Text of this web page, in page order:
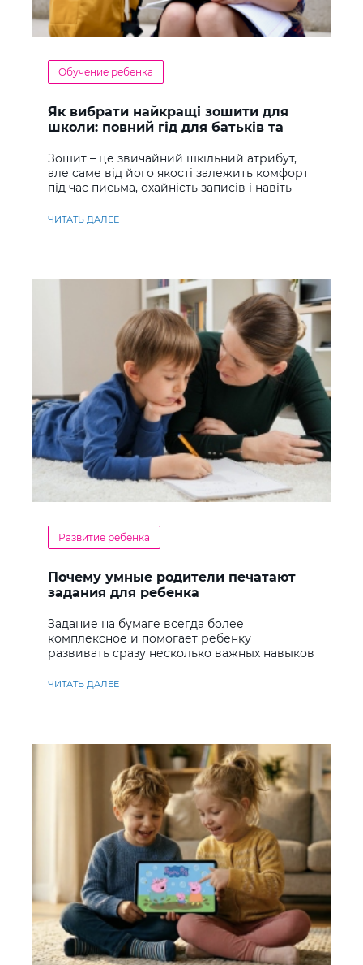
Обучение ребенка
Як вибрати найкращі зошити для
школи: повний гід для батьків та
Зошит – це звичайний шкільний атрибут,
але саме від його якості залежить комфорт
під час письма, охайність записів і навіть
ЧИТАТЬ ДАЛЕЕ
Развитие ребенка
Почему умные родители печатают
задания для ребенка
Задание на бумаге всегда более
комплексное и помогает ребенку
развивать сразу несколько важных навыков
ЧИТАТЬ ДАЛЕЕ